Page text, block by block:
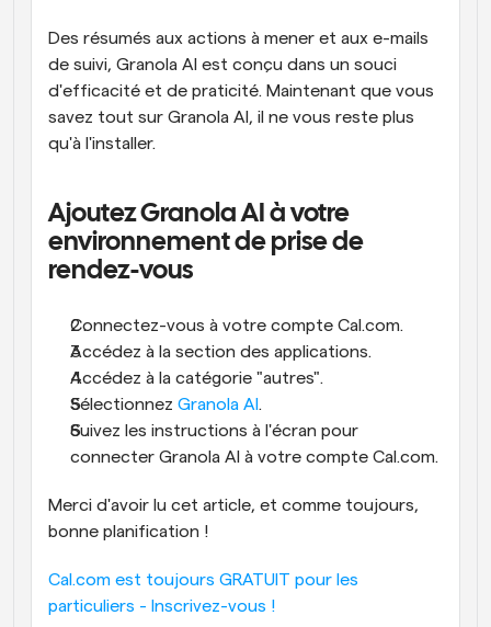
Des résumés aux actions à mener et aux e-mails
de suivi, Granola AI est conçu dans un souci
d'efficacité et de praticité. Maintenant que vous
savez tout sur Granola AI, il ne vous reste plus
qu'à l'installer.
Ajoutez Granola AI à votre
environnement de prise de
rendez-vous
Connectez-vous à votre compte Cal.com.
Accédez à la section des applications.
Accédez à la catégorie "autres".
Sélectionnez Granola AI .
Suivez les instructions à l'écran pour
connecter Granola AI à votre compte Cal.com.
Merci d'avoir lu cet article, et comme toujours,
bonne planification !
Cal.com est toujours GRATUIT pour les
particuliers - Inscrivez-vous !